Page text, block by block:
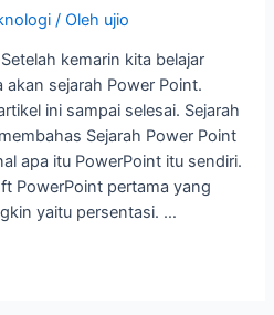
/ Oleh ujio
kemarin kita belajar
sejarah Power Point.
ini sampai selesai. Sejarah
Sejarah Power Point
apa itu PowerPoint itu sendiri.
PowerPoint pertama yang
yaitu persentasi. …